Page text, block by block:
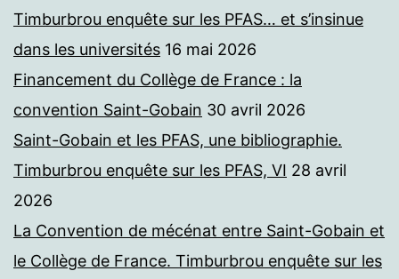
Timburbrou enquête sur les PFAS… et s’insinue
dans les universités 16 mai 2026
Financement du Collège de France : la
convention Saint-Gobain 30 avril 2026
Saint-Gobain et les PFAS, une bibliographie.
Timburbrou enquête sur les PFAS, VI 28 avril
2026
La Convention de mécénat entre Saint-Gobain et
le Collège de France. Timburbrou enquête sur les